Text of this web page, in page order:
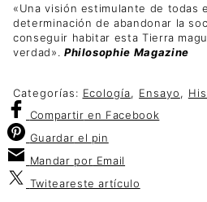
«Una visión estimulante de todas
determinación de abandonar la
conseguir habitar esta Tierra
verdad». Philosophie Magazine
Categorías: Ecología, Ensayo,
Compartir en Facebook
Guardar el pin
Mandar por Email
Twiteareste artículo